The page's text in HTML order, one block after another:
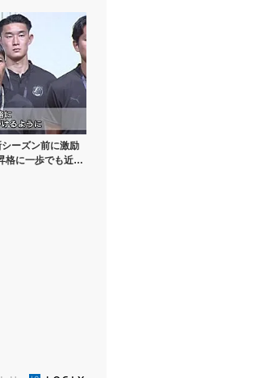
ーズン前に激励
に一歩でも近づ